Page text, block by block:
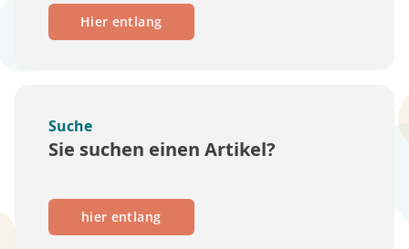
Hier entlang
Suche
Sie suchen einen Artikel?
hier entlang